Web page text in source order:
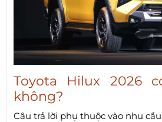
Toyota Hilux 2026
không?
Câu trả lời phụ thuộc vào nhu